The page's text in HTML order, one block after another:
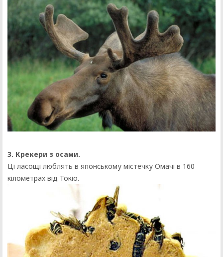
3. Крекери з осами.
Ці ласощі люблять в японському містечку Омачі в 160
кілометрах від Токіо.